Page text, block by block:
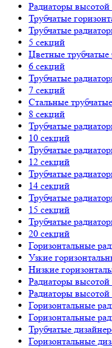
Радиаторы
Трубчатые
Трубчатые
5 секций
Цветные трубчатые
6 секций
Трубчатые
7 секций
Стальные
8 секций
Трубчатые
10 секций
Трубчатые
12 секций
Трубчатые
14 секций
Трубчатые
15 секций
Трубчатые
20 секций
Горизонтальные
Узкие
Низкие
Радиаторы
Радиаторы
Горизонтальные
Горизонтальные
Трубчатые
Горизонтальные